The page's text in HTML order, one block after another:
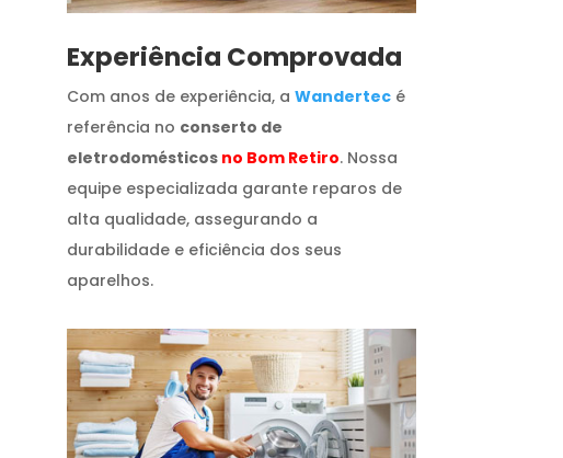
​Experiência Comprovada
Com anos de experiência, a Wandertecé
referência no conserto de
eletrodomésticos no Bom Retiro. Nossa
equipe especializada garante reparos de
alta qualidade, assegurando a
durabilidade e eficiência dos seus
aparelhos.